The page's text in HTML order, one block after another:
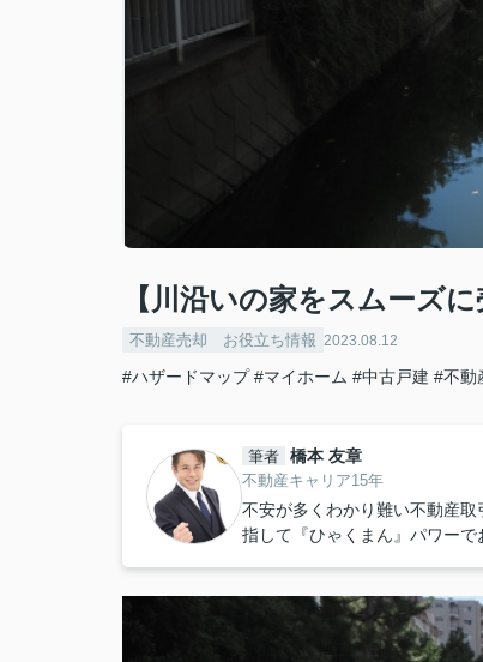
【川沿いの家をスムーズ
不動産売却 お役立ち情報 2023.08.12
#ハザードマップ #マイホーム #中古戸建 #不動
筆者 橋本 友章
不動産キャリア15年
不安が多くわかり難い不動産
指して『ひゃくまん』パワーで